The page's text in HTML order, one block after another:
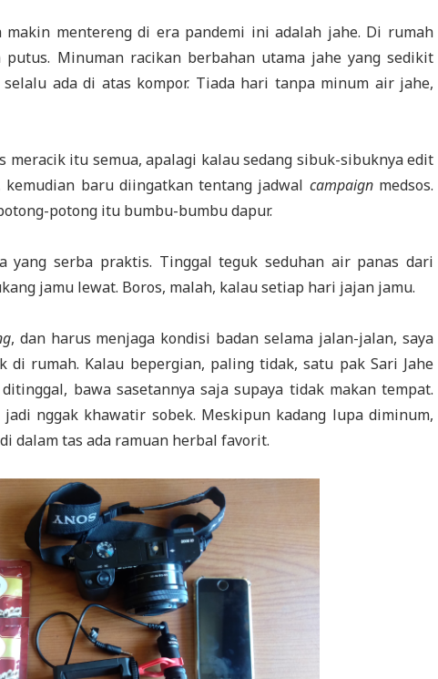
makin mentereng di era pandemi ini adalah jahe. Di rumah
Minuman racikan berbahan utama jahe yang sedikit
ada di atas kompor. Tiada hari tanpa minum air jahe,
meracik itu semua, apalagi kalau sedang sibuk-sibuknya edit
baru diingatkan tentang jadwal campaignmedsos.
potong itu bumbu-bumbu dapur.
yang serba praktis. Tinggal teguk seduhan air panas dari
jamu lewat. Boros, malah, kalau setiap hari jajan jamu.
, dan harus menjaga kondisi badan selama jalan-jalan, saya
di rumah. Kalau bepergian, paling tidak, satu pak Sari Jahe
bawa sasetannya saja supaya tidak makan tempat.
nggak khawatir sobek. Meskipun kadang lupa diminum,
dalam tas ada ramuan herbal favorit.